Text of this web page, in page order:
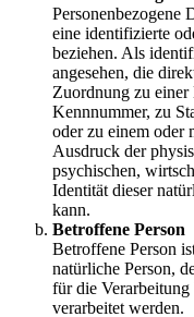
Personenbezogene
eine identifizierte
beziehen. Als
angesehen, die
Zuordnung zu
Kennnummer, zu
oder zu einem oder
Ausdruck der
psychischen,
Identität dieser
kann.
Betroffene Person
Betroffene Person
natürliche Person,
für die
verarbeitet werden.